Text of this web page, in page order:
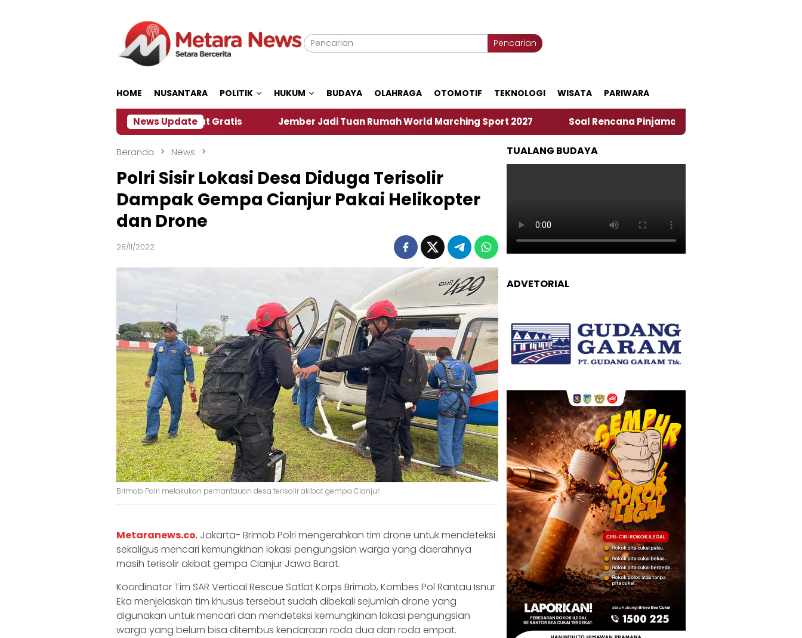
Pencarian
HOME NUSANTARA POLITIK HUKUM BUDAYA OLAHRAGA OTOMOTIF TEKNOLOGI WISATA PARIWARA
News Update
Siapkan Kopi dan Pijat Gratis Jember Jadi Tuan Rumah World Marching Sport 2027 ‎Soal Rencana Pinjaman Daerah Pemkab Jember, Ini Kata
Beranda News
Polri Sisir Lokasi Desa Diduga Terisolir
Dampak Gempa Cianjur Pakai Helikopter
dan Drone
28/11/2022
Brimob Polri melakukan pemantauan desa terisolir akibat gempa Cianjur.
Metaranews.co, Jakarta- Brimob Polri mengerahkan tim drone untuk mendeteksi
sekaligus mencari kemungkinan lokasi pengungsian warga yang daerahnya
masih terisolir akibat gempa Cianjur Jawa Barat.
Koordinator Tim SAR Vertical Rescue Satlat Korps Brimob, Kombes Pol Rantau Isnur
Eka menjelaskan tim khusus tersebut sudah dibekali sejumlah drone yang
digunakan untuk mencari dan mendeteksi kemungkinan lokasi pengungsian
warga yang belum bisa ditembus kendaraan roda dua dan roda empat.
TUALANG BUDAYA
ADVETORIAL